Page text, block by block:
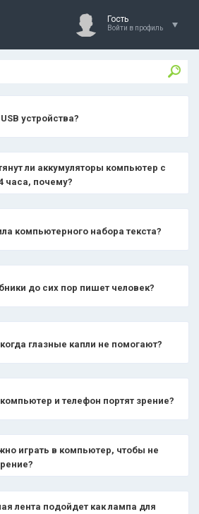
Гость
Войти в профиль
устройства?
ли аккумуляторы компьютер с
часа, почему?
компьютерного набора текста?
до сих пор пишет человек?
глазные капли не помогают?
и телефон портят зрение?
играть в компьютер, чтобы не
лента подойдет как лампа для